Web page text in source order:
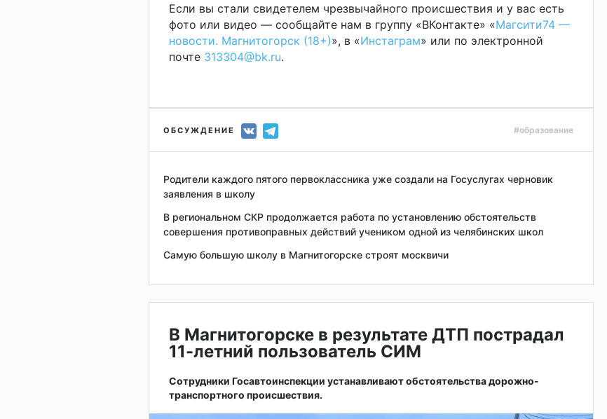
Если вы стали свидетелем чрезвычайного происшествия и у вас есть
фото или видео — сообщайте нам в группу «ВКонтакте» «Магсити74 —
новости. Магнитогорск (18+)», в «Инстаграм» или по электронной
почте 313304@bk.ru.
ОБСУЖДЕНИЕ #образование
Родители каждого пятого первоклассника уже создали на Госуслугах черновик
заявления в школу
В региональном СКР продолжается работа по установлению обстоятельств
совершения противоправных действий учеником одной из челябинских школ
Самую большую школу в Магнитогорске строят москвичи
В Магнитогорске в результате ДТП пострадал
11-летний пользователь СИМ
Сотрудники Госавтоинспекции устанавливают обстоятельства дорожно-
транспортного происшествия.